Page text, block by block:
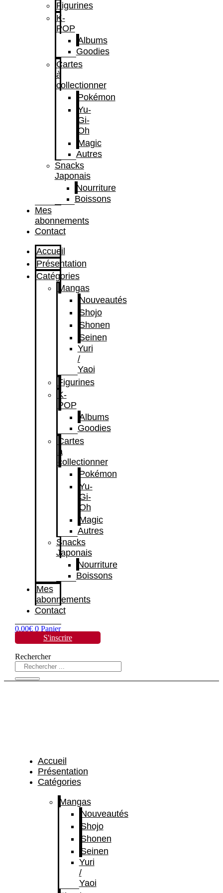
Figurines
K-
POP
Albums
Goodies
Cartes
à
collectionner
Pokémon
Yu-
Gi-
Oh
Magic
Autres
Snacks
Japonais
Nourriture
Boissons
Mes
abonnements
Contact
Accueil
Présentation
Catégories
Mangas
Nouveautés
Shojo
Shonen
Seinen
Yuri
/
Yaoi
Figurines
K-
POP
Albums
Goodies
Cartes
à
collectionner
Pokémon
Yu-
Gi-
Oh
Magic
Autres
Snacks
Japonais
Nourriture
Boissons
Mes
abonnements
Contact
0,00€ 0 Panier
S'inscrire
Rechercher
Accueil
Présentation
Catégories
Mangas
Nouveautés
Shojo
Shonen
Seinen
Yuri
/
Yaoi